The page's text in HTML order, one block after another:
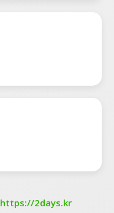
https://2days.kr